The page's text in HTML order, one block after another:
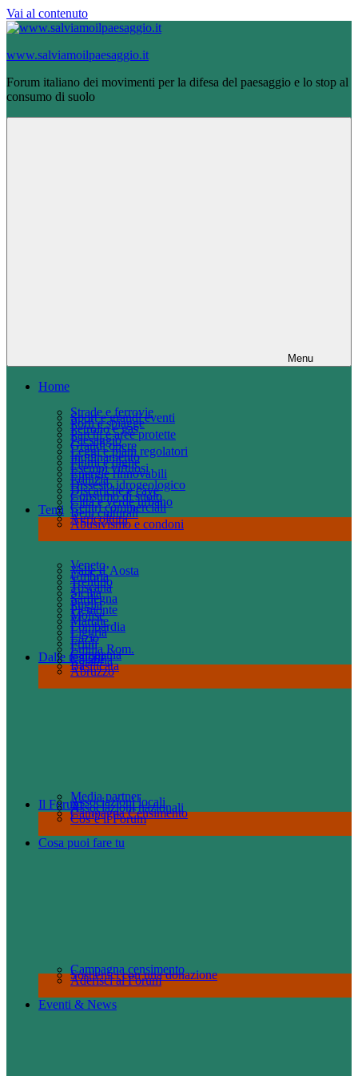
Vai al contenuto
www.salviamoilpaesaggio.it
Forum italiano dei movimenti per la difesa del paesaggio e lo stop al
consumo di suolo
Menu
Home
Temi
Abusivismo e condoni
Agricoltura
Beni culturali
Centri commerciali
Città e verde urbano
Consumo di suolo
Discariche e cave
Dissesto idrogeologico
Edilizia
Energie rinnovabili
Esempi virtuosi
Fiumi e dighe
Inquinamento
Leggi e piani regolatori
Grandi opere
Paesaggio
Parchi e aree protette
Petrolio e gas
Porti e spiagge
Sport e grandi eventi
Strade e ferrovie
Dalle regioni
Abruzzo
Basilicata
Calabria
Campania
Emilia Rom.
Friuli
Lazio
Liguria
Lombardia
Marche
Molise
Piemonte
Puglia
Sardegna
Sicilia
Toscana
Trentino
Umbria
Valle d’Aosta
Veneto
Il Forum
Cos’è il Forum
Campagna Censimento
Associazioni nazionali
Associazioni locali
Media partner
Cosa puoi fare tu
Aderisci al Forum
Sostienici con una donazione
Campagna censimento
Eventi & News